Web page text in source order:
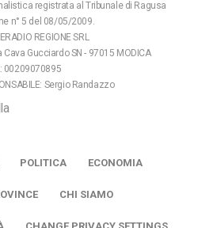
registrata al Tribunale di Ragusa
n° 5 del 08/05/2009.
REGIONE SRL
Cava Gucciardo SN - 97015 MODICA
00209070895
Sergio Randazzo
POLITICA ECONOMIA
CHI SIAMO